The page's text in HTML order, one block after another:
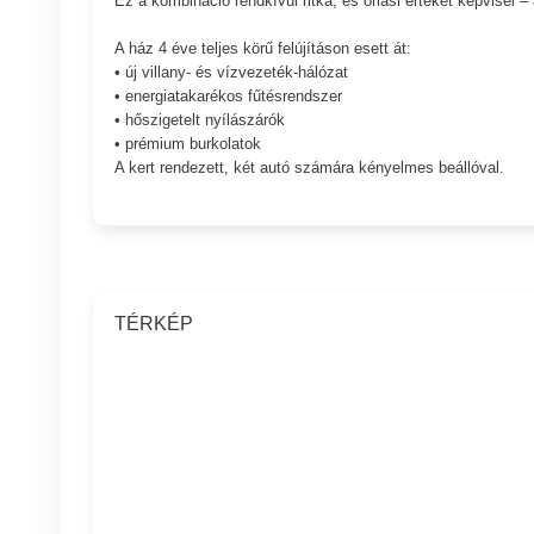
A ház 4 éve teljes körű felújításon esett át:
• új villany- és vízvezeték-hálózat
• energiatakarékos fűtésrendszer
• hőszigetelt nyílászárók
• prémium burkolatok
A kert rendezett, két autó számára kényelmes beállóval.
TÉRKÉP